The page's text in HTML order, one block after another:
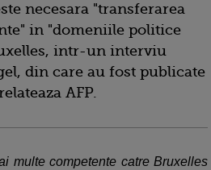
necesara "transferarea
in "domeniile politice
intr-un interviu
din care au fost publicate
AFP.
multe competente catre Bruxelles